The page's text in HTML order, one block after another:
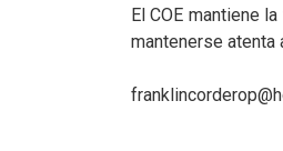
El COE mantiene
mantenerse